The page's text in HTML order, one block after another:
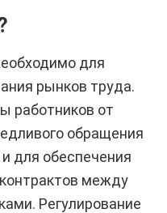
для
рынков труда.
работников от
обращения
для обеспечения
между
Регулирование